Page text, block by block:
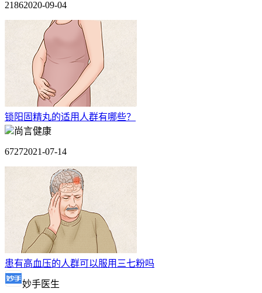
21862020-09-04
锁阳固精丸的适用人群有哪些？
尚言健康
67272021-07-14
患有高血压的人群可以服用三七粉吗
妙手医生